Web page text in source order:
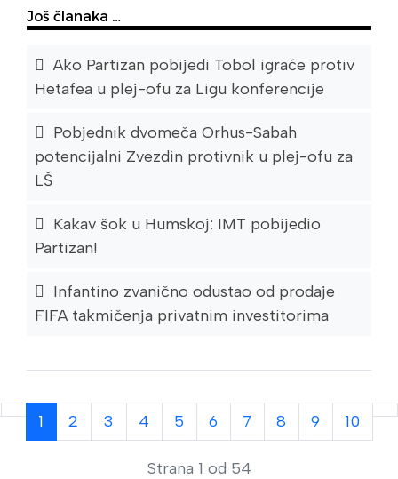
Još članaka …
Ako Partizan pobijedi Tobol igraće protiv
Hetafea u plej-ofu za Ligu konferencije
Pobjednik dvomeča Orhus-Sabah
potencijalni Zvezdin protivnik u plej-ofu za
LŠ
Kakav šok u Humskoj: IMT pobijedio
Partizan!
Infantino zvanično odustao od prodaje
FIFA takmičenja privatnim investitorima
1 2 3 4 5 6 7 8 9 10
Strana 1 od 54